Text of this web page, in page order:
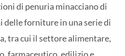
di penuria minacciano di
forniture in una serie di
tra cui il settore alimentare,